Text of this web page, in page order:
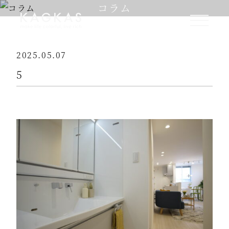
コラム
2025.05.07
5